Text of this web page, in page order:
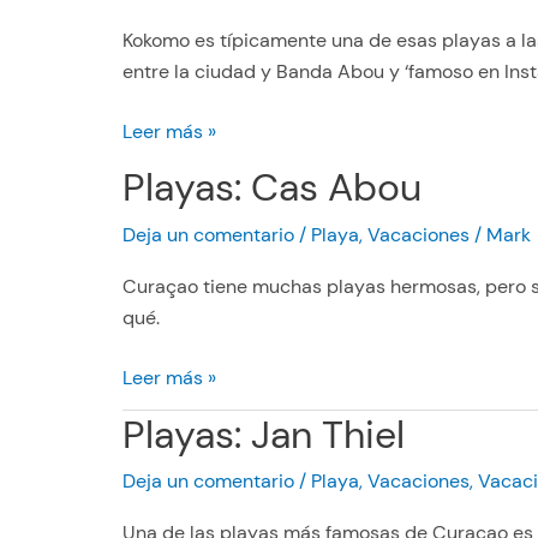
Kokomo es típicamente una de esas playas a
entre la ciudad y Banda Abou y ‘famoso en
P
a
y
s
:
o
k
o
m
Leer más »
Playas: Cas Abou
Deja un comentario/ Playa,Vacaciones/ Mark
Curaçao tiene muchas playas hermosas, pero
qué.
P
l
a
y
s
Leer más »
Playas: Jan Thiel
Deja un comentario/ Playa,Vacaciones,